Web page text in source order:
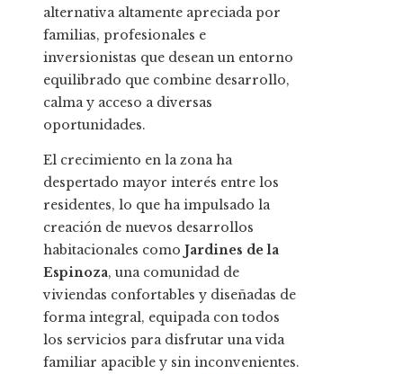
alternativa altamente apreciada por
familias, profesionales e
inversionistas que desean un entorno
equilibrado que combine desarrollo,
calma y acceso a diversas
oportunidades.
El crecimiento en la zona ha
despertado mayor interés entre los
residentes, lo que ha impulsado la
creación de nuevos desarrollos
habitacionales como Jardines de la
Espinoza, una comunidad de
viviendas confortables y diseñadas de
forma integral, equipada con todos
los servicios para disfrutar una vida
familiar apacible y sin inconvenientes.